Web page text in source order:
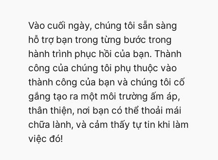
Vào cuối ngày, chúng tôi sẵn sàng
hỗ trợ bạn trong từng bước trong
hành trình phục hồi của bạn. Thành
công của chúng tôi phụ thuộc vào
thành công của bạn và chúng tôi cố
gắng tạo ra một môi trường ấm áp,
thân thiện, nơi bạn có thể thoải mái
chữa lành, và cảm thấy tự tin khi làm
việc đó!